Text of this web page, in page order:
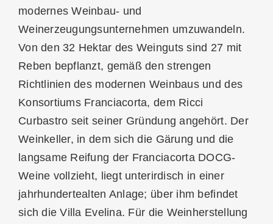
modernes Weinbau- und
Weinerzeugungsunternehmen umzuwandeln.
Von den 32 Hektar des Weinguts sind 27 mit
Reben bepflanzt, gemäß den strengen
Richtlinien des modernen Weinbaus und des
Konsortiums Franciacorta, dem Ricci
Curbastro seit seiner Gründung angehört. Der
Weinkeller, in dem sich die Gärung und die
langsame Reifung der Franciacorta DOCG-
Weine vollzieht, liegt unterirdisch in einer
jahrhundertealten Anlage; über ihm befindet
sich die Villa Evelina. Für die Weinherstellung